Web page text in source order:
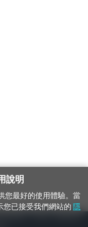
現軌道、平交道、橋樑及隧
說明
您最好的使用體驗。當
您已接受我們網站的 隱